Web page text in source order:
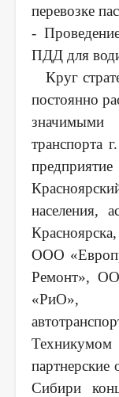
перевозке
-
ПДД для
Круг
постоянно
транспорта
населения,
ООО
Ремонт»,
«РиО»,
партнерские
Сибири